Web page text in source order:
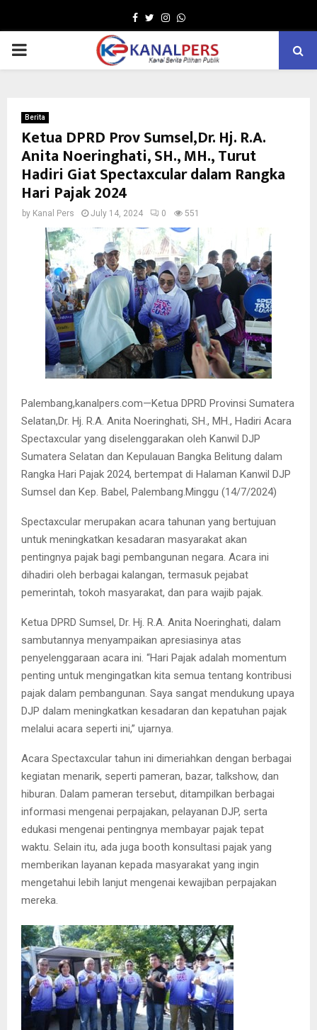
Facebook
TwitterInstagram
Whatsapp
PRIMARY
Berita
Ketua DPRD Prov Sumsel,Dr. Hj. R.A.
Anita Noeringhati, SH., MH., Turut
Hadiri Giat Spectaxcular dalam Rangka
Hari Pajak 2024
by Kanal Pers July 14, 2024 0 551
Palembang,kanalpers.com—Ketua DPRD Provinsi Sumatera
Selatan,Dr. Hj. R.A. Anita Noeringhati, SH., MH., Hadiri Acara
Spectaxcular yang diselenggarakan oleh Kanwil DJP
Sumatera Selatan dan Kepulauan Bangka Belitung dalam
Rangka Hari Pajak 2024, bertempat di Halaman Kanwil DJP
Sumsel dan Kep. Babel, Palembang.Minggu (14/7/2024)
Spectaxcular merupakan acara tahunan yang bertujuan
untuk meningkatkan kesadaran masyarakat akan
pentingnya pajak bagi pembangunan negara. Acara ini
dihadiri oleh berbagai kalangan, termasuk pejabat
pemerintah, tokoh masyarakat, dan para wajib pajak.
Ketua DPRD Sumsel, Dr. Hj. R.A. Anita Noeringhati, dalam
sambutannya menyampaikan apresiasinya atas
penyelenggaraan acara ini. “Hari Pajak adalah momentum
penting untuk mengingatkan kita semua tentang kontribusi
pajak dalam pembangunan. Saya sangat mendukung upaya
DJP dalam meningkatkan kesadaran dan kepatuhan pajak
melalui acara seperti ini,” ujarnya.
Acara Spectaxcular tahun ini dimeriahkan dengan berbagai
kegiatan menarik, seperti pameran, bazar, talkshow, dan
hiburan. Dalam pameran tersebut, ditampilkan berbagai
informasi mengenai perpajakan, pelayanan DJP, serta
edukasi mengenai pentingnya membayar pajak tepat
waktu. Selain itu, ada juga booth konsultasi pajak yang
memberikan layanan kepada masyarakat yang ingin
mengetahui lebih lanjut mengenai kewajiban perpajakan
mereka.